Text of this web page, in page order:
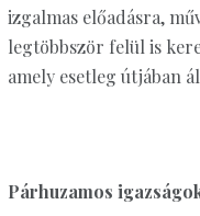
izgalmas előadásra,
legtöbbször felül is
amely esetleg útjában
Párhuzamos